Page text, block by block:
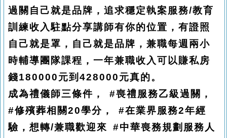
過關自己就是品牌，追求穩定執案服務/教育
訓練收入駐點分享講師有你的位置，有證照
自己就是罩，自己就是品牌，兼職每週兩小
時輔導團隊課程，一年兼職收入可以賺私房
錢180000元到428000元真的。
成為禮儀師三條件， #喪禮服務乙級過關，
#修殯葬相關20學分， #在業界服務2年經
驗，想轉/兼職歡迎來 #中華喪務規劃服務人